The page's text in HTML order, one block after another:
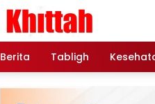
Berita Tabligh